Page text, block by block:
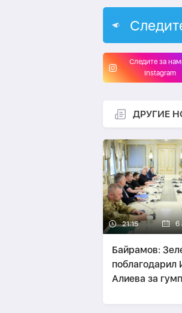
Следите за
Instagram
ДРУГИЕ
21:15 6
Байрамов:
поблагодарил
Алиева за